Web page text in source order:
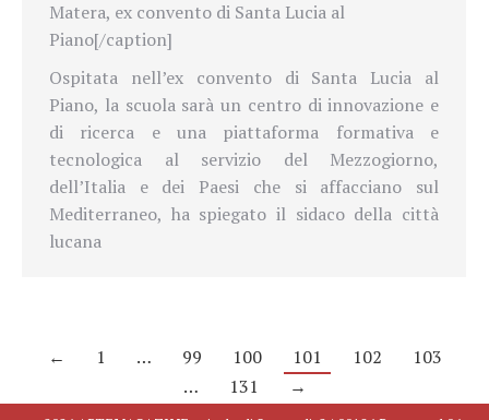
Matera, ex convento di Santa Lucia al
Piano[/caption]
Ospitata nell’ex convento di Santa Lucia al
Piano, la scuola sarà un centro di innovazione e
di ricerca e una piattaforma formativa e
tecnologica al servizio del Mezzogiorno,
dell’Italia e dei Paesi che si affacciano sul
Mediterraneo, ha spiegato il sidaco della città
lucana
← 1 … 99 100 101 102
103
…
131 →